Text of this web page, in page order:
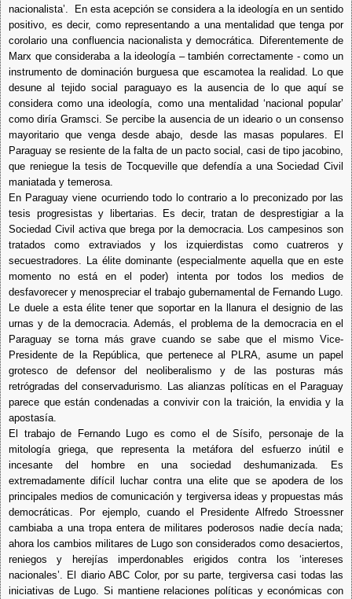
nacionalista’. En esta acepción se considera a la ideología en un sentido
positivo, es decir, como representando a una mentalidad que tenga por
corolario una confluencia nacionalista y democrática. Diferentemente de
Marx que consideraba a la ideología – también correctamente - como un
instrumento de dominación burguesa que escamotea la realidad. Lo que
desune al tejido social paraguayo es la ausencia de lo que aquí se
considera como una ideología, como una mentalidad ‘nacional popular’
como diría Gramsci. Se percibe la ausencia de un ideario o un consenso
mayoritario que venga desde abajo, desde las masas populares. El
Paraguay se resiente de la falta de un pacto social, casi de tipo jacobino,
que reniegue la tesis de Tocqueville que defendía a una Sociedad Civil
maniatada y temerosa.
En Paraguay viene ocurriendo todo lo contrario a lo preconizado por las
tesis progresistas y libertarias. Es decir, tratan de desprestigiar a la
Sociedad Civil activa que brega por la democracia. Los campesinos son
tratados como extraviados y los izquierdistas como cuatreros y
secuestradores. La élite dominante (especialmente aquella que en este
momento no está en el poder) intenta por todos los medios de
desfavorecer y menospreciar el trabajo gubernamental de Fernando Lugo.
Le duele a esta élite tener que soportar en la llanura el designio de las
urnas y de la democracia. Además, el problema de la democracia en el
Paraguay se torna más grave cuando se sabe que el mismo Vice-
Presidente de la República, que pertenece al PLRA, asume un papel
grotesco de defensor del neoliberalismo y de las posturas más
retrógradas del conservadurismo. Las alianzas políticas en el Paraguay
parece que están condenadas a convivir con la traición, la envidia y la
apostasía.
El trabajo de Fernando Lugo es como el de Sísifo, personaje de la
mitología griega, que representa la metáfora del esfuerzo inútil e
incesante del hombre en una sociedad deshumanizada. Es
extremadamente difícil luchar contra una elite que se apodera de los
principales medios de comunicación y tergiversa ideas y propuestas más
democráticas. Por ejemplo, cuando el Presidente Alfredo Stroessner
cambiaba a una tropa entera de militares poderosos nadie decía nada;
ahora los cambios militares de Lugo son considerados como desaciertos,
reniegos y herejías imperdonables erigidos contra los ‘intereses
nacionales’. El diario ABC Color, por su parte, tergiversa casi todas las
iniciativas de Lugo. Si mantiene relaciones políticas y económicas con